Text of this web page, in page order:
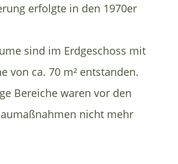
erfolgte in den 1970er
sind im Erdgeschoss mit
von ca. 70 m² entstanden.
Bereiche waren vor den
nicht mehr